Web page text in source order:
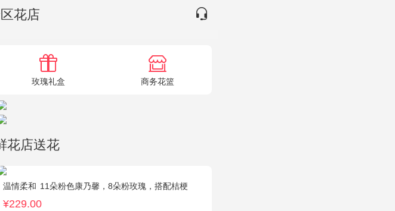
花店
玫瑰礼盒 商务花篮
花店送花
温情柔和 11朵粉色康乃馨，8朵粉玫瑰，搭配桔梗
¥229.00